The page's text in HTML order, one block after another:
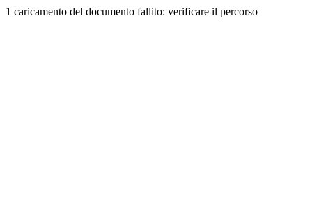
1 caricamento del documento fallito: verificare il percorso